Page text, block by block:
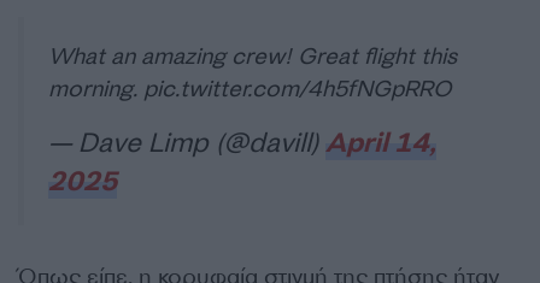
What an amazing crew! Great flight this
morning. pic.twitter.com/4h5fNGpRRO
— Dave Limp (@davill)April 14,
2025
Όπως είπε, η κορυφαία στιγμή της πτήσης ήταν